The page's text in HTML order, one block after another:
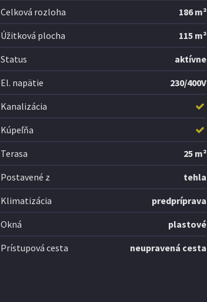
Celková rozloha
186 m²
Úžitková plocha
115 m²
Status
aktívne
El. napätie
230/400V
Kanalizácia
Kúpeľňa
Terasa
25 m²
Postavené z
tehla
Klimatizácia
predpríprava
Okná
plastové
Prístupová cesta neupravená cesta